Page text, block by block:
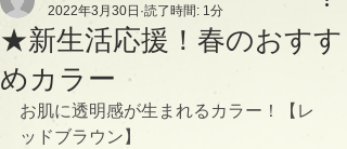
★新生活応援！春のおすす
めカラー
2022年3月30日 読了時間: 1分
お肌に透明感が生まれるカラー！【レ
ッドブラウン】